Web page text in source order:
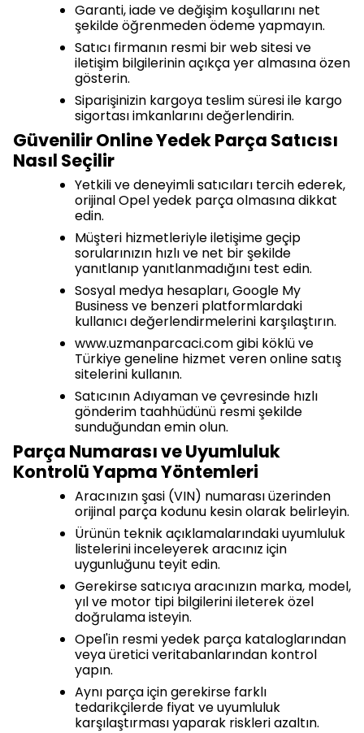
Garanti, iade ve değişim koşullarını net
şekilde öğrenmeden ödeme yapmayın.
Satıcı firmanın resmi bir web sitesi ve
iletişim bilgilerinin açıkça yer almasına özen
gösterin.
Siparişinizin kargoya teslim süresi ile kargo
sigortası imkanlarını değerlendirin.
Güvenilir Online Yedek Parça Satıcısı
Nasıl Seçilir
Yetkili ve deneyimli satıcıları tercih ederek,
orijinal Opel yedek parça olmasına dikkat
edin.
Müşteri hizmetleriyle iletişime geçip
sorularınızın hızlı ve net bir şekilde
yanıtlanıp yanıtlanmadığını test edin.
Sosyal medya hesapları, Google My
Business ve benzeri platformlardaki
kullanıcı değerlendirmelerini karşılaştırın.
www.uzmanparcaci.com gibi köklü ve
Türkiye geneline hizmet veren online satış
sitelerini kullanın.
Satıcının Adıyaman ve çevresinde hızlı
gönderim taahhüdünü resmi şekilde
sunduğundan emin olun.
Parça Numarası ve Uyumluluk
Kontrolü Yapma Yöntemleri
Aracınızın şasi (VIN) numarası üzerinden
orijinal parça kodunu kesin olarak belirleyin.
Ürünün teknik açıklamalarındaki uyumluluk
listelerini inceleyerek aracınız için
uygunluğunu teyit edin.
Gerekirse satıcıya aracınızın marka, model,
yıl ve motor tipi bilgilerini ileterek özel
doğrulama isteyin.
Opel'in resmi yedek parça kataloglarından
veya üretici veritabanlarından kontrol
yapın.
Aynı parça için gerekirse farklı
tedarikçilerde fiyat ve uyumluluk
karşılaştırması yaparak riskleri azaltın.